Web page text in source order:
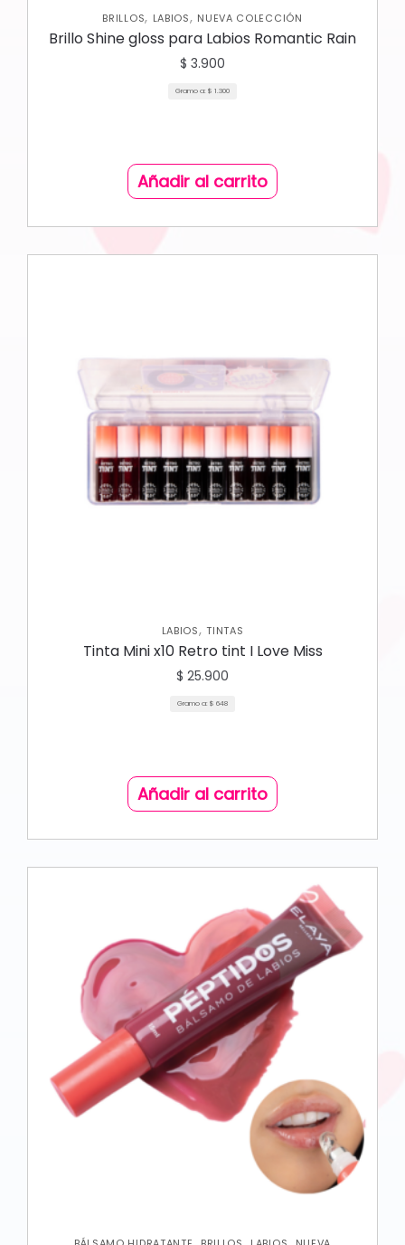
BRILLOS, LABIOS, NUEVA COLECCIÓN
Brillo Shine gloss para Labios Romantic Rain
$ 3.900
Gramo a: $ 1.300
Añadir al carrito
LABIOS,TINTAS
Tinta Mini x10 Retro tint I Love Miss
$ 25.900
Gramo a: $ 648
Añadir al carrito